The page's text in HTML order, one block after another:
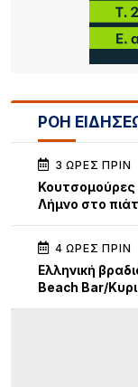
ΡΟΗ
3 ΏΡΕΣ ΠΡΙΝ
Κουτσομούρες
Λήμνο στο
4 ΏΡΕΣ ΠΡΙΝ
Ελληνική
Beach Bar/